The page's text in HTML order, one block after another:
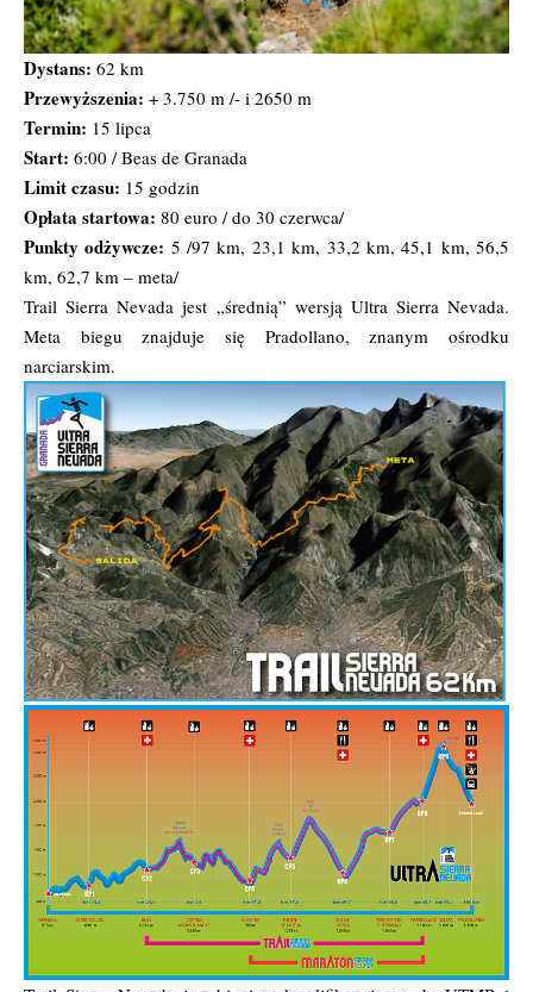
Dystans: 62 km
Przewyższenia: + 3.750 m /- i 2650 m
Termin: 15 lipca
Start: 6:00 / Beas de Granada
Limit czasu: 15 godzin
Opłata startowa: 80 euro / do 30 czerwca/
Punkty odżywcze: 5 /97 km, 23,1 km, 33,2 km, 45,1 km, 56,5
km, 62,7 km – meta/
Trail Sierra Nevada jest „średnią” wersją Ultra Sierra Nevada.
Meta biegu znajduje się Pradollano, znanym ośrodku
narciarskim.